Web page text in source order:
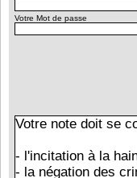
Votre Mot de passe